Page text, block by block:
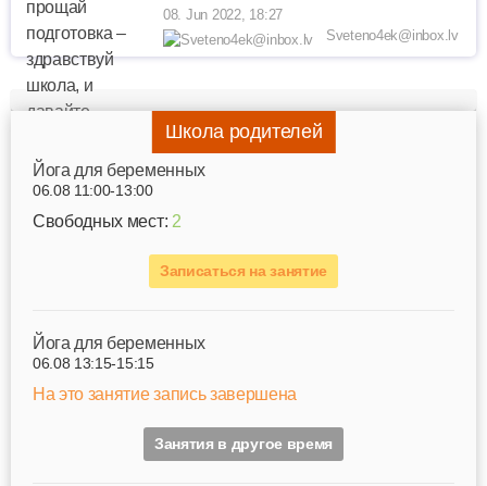
08. Jun 2022, 18:27
Sveteno4ek@inbox.lv
Школа родителей
Йога для беременных
06.08 11:00-13:00
Свободных мест: 2
Записаться на занятие
Йога для беременных
06.08 13:15-15:15
На это занятие запись завершена
Занятия в другое время